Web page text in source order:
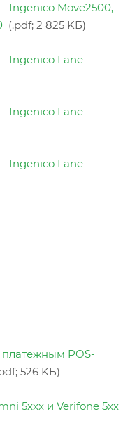
- Ingenico Move2500,
(.pdf; 2 825 KБ)
- Ingenico Lane
- Ingenico Lane
- Ingenico Lane
POS-
526 KБ)
5xxx и Verifone 5xx